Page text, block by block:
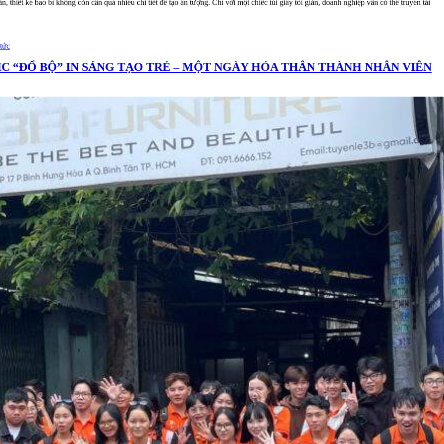
thiết kế bao bì không còn cần quá nhiều chi tiết để tạo ấn tượng. Chỉ với một chiếc túi giấy tối giản, doanh nghiệp vẫn có thể truyền tải
“ĐỔ BỘ” IN SÁNG TẠO TRẺ – MỘT NGÀY HÓA THÂN THÀNH NHÂN VIÊN